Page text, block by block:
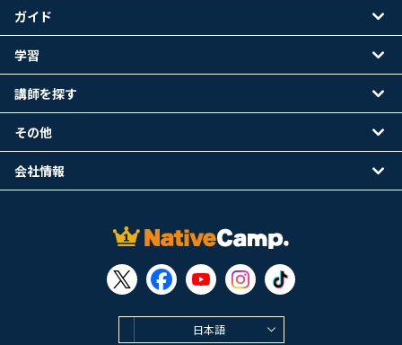
日本語
ガイド
学習
講師を探す
その他
会社情報